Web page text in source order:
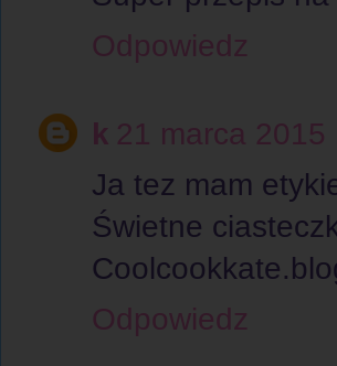
Odpowiedz
k 21 marca 2015
Ja tez mam
Świetne
Odpowiedz